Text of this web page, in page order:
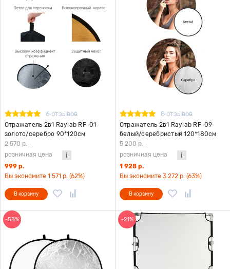
6 отзывов
Отражатель 2в1 Raylab RF-01
золото/серебро 90*120см
2 570 р. -
розничная цена
999 р.
Вы экономите 1 571 р. (62%)
В корзину
8 отзывов
Отражатель 2в1 Raylab RF-09
белый/серебристый 120*180см
5 200 р. -
розничная цена
1 928 р.
Вы экономите 3 272 р. (63%)
В корзину
-58% -21%